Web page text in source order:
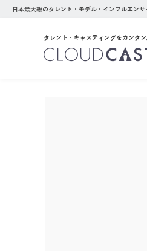
日本最大級のタレント・モデル・インフルエン
タレント・キャスティングをカンタ